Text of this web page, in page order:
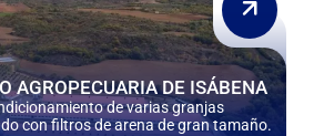
AGROPECUARIA DE ISÁBENA
de varias granjas
con filtros de arena de gran tamaño.